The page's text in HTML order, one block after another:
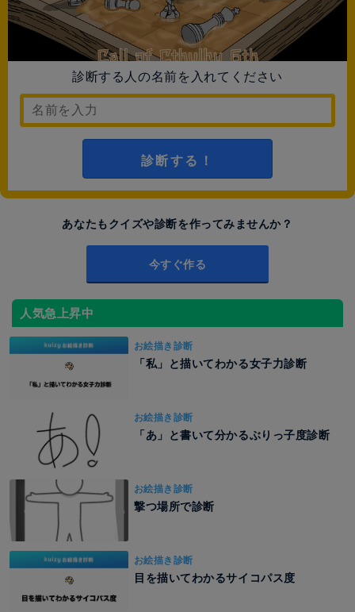
診断する人の名前を入れてください
診断する！
あなたもクイズや診断を作ってみませんか？
今すぐ作る
人気急上昇中
お絵描き診断
「私」と描いてわかる女子力診断
お絵描き診断
「あ」と書いて分かるぶりっ子度診断
お絵描き診断
撃つ場所で診断
お絵描き診断
目を描いてわかるサイコパス度